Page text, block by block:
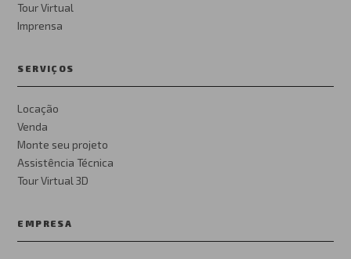
Tour Virtual
Imprensa
SERVIÇOS
Locação
Venda
Monte seu projeto
Assistência Técnica
Tour Virtual 3D
EMPRESA